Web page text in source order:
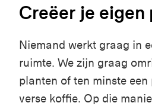
Creëer je eigen
Niemand werkt graag in
ruimte. We zijn graag
planten of ten minste
verse koffie. Op die